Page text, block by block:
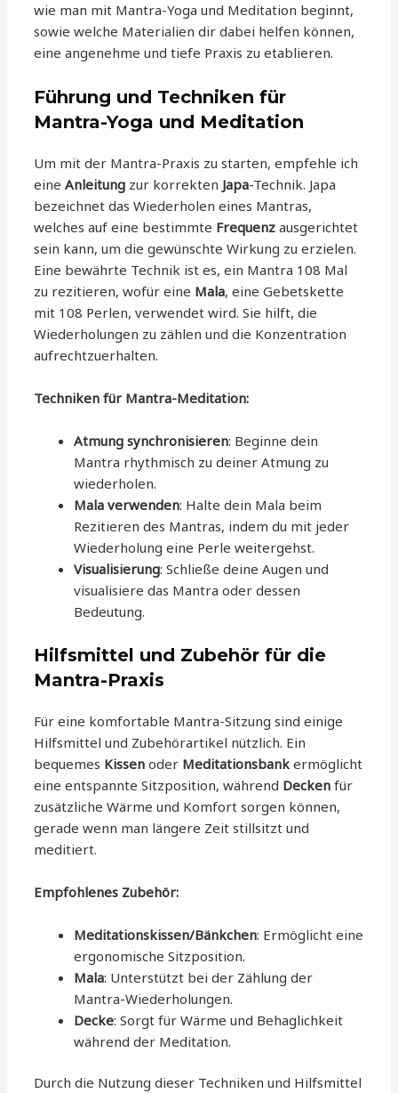
wie man mit Mantra-Yoga und Meditation beginnt,
sowie welche Materialien dir dabei helfen können,
eine angenehme und tiefe Praxis zu etablieren.
Führung und Techniken für
Mantra-Yoga und Meditation
Um mit der Mantra-Praxis zu starten, empfehle ich
eineAnleitung zur korrekten Japa-Technik. Japa
bezeichnet das Wiederholen eines Mantras,
welches auf eine bestimmte Frequenz ausgerichtet
sein kann, um die gewünschte Wirkung zu erzielen.
Eine bewährte Technik ist es, ein Mantra 108 Mal
zu rezitieren, wofür eine Mala, eine Gebetskette
mit 108 Perlen, verwendet wird. Sie hilft, die
Wiederholungen zu zählen und die Konzentration
aufrechtzuerhalten.
Techniken für Mantra-Meditation:
Atmung synchronisieren: Beginne dein
Mantra rhythmisch zu deiner Atmung zu
wiederholen.
Mala verwenden: Halte dein Mala beim
Rezitieren des Mantras, indem du mit jeder
Wiederholung eine Perle weitergehst.
Visualisierung: Schließe deine Augen und
visualisiere das Mantra oder dessen
Bedeutung.
Hilfsmittel und Zubehör für die
Mantra-Praxis
Für eine komfortable Mantra-Sitzung sind einige
Hilfsmittel und Zubehörartikel nützlich. Ein
bequemes Kissen oder Meditationsbank ermöglicht
eine entspannte Sitzposition, während Decken für
zusätzliche Wärme und Komfort sorgen können,
gerade wenn man längere Zeit stillsitzt und
meditiert.
Empfohlenes Zubehör:
Meditationskissen/Bänkchen: Ermöglicht eine
ergonomische Sitzposition.
Mala: Unterstützt bei der Zählung der
Mantra-Wiederholungen.
Decke: Sorgt für Wärme und Behaglichkeit
während der Meditation.
Durch die Nutzung dieser Techniken und Hilfsmittel